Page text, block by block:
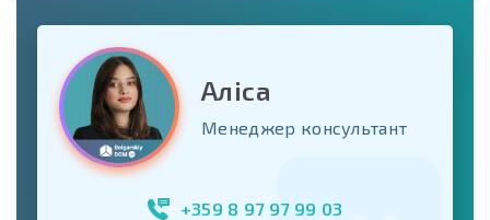
Аліса
Менеджер консультант
+359 8 97 97 99 03